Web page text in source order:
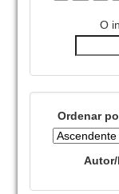
O
Ordenar